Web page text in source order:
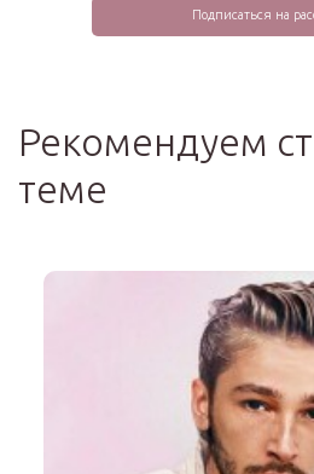
Рекомендуем
теме